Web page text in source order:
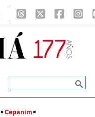
Cepanim